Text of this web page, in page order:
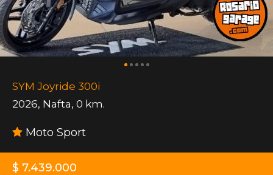
SYM Joyride 300i
2026, Nafta, 0 km.
Moto Sport
$ 7.439.000